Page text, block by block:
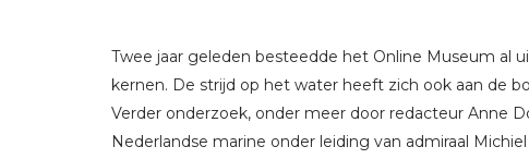
Twee jaar geleden besteedde het Online Museum al
kernen. De strijd op het water heeft zich ook aan de
Verder onderzoek, onder meer door redacteur Anne
Nederlandse marine onder leiding van admiraal